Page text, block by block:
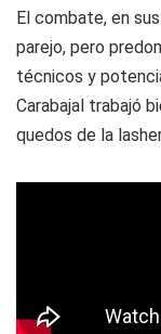
El combate, en
parejo, pero
técnicos y
Carabajal trabajó
quedos de la